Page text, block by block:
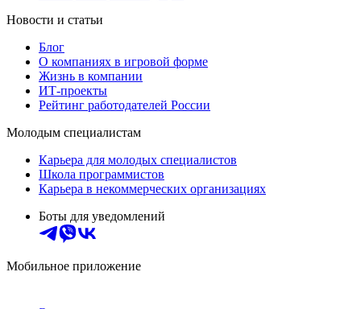
Новости и статьи
Блог
О компаниях в игровой форме
Жизнь в компании
ИТ-проекты
Рейтинг работодателей России
Молодым специалистам
Карьера для молодых специалистов
Школа программистов
Карьера в некоммерческих организациях
Боты для уведомлений
Мобильное приложение